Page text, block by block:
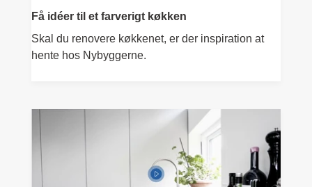
Få idéer til et farverigt køkken
Skal du renovere køkkenet, er der inspiration at
hente hos Nybyggerne.